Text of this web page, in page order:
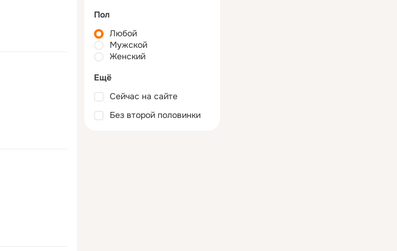
Пол
Любой
Мужской
Женский
Ещё
Сейчас на сайте
Без второй половинки